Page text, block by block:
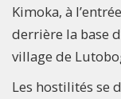
Kimoka, à
derrière la base
village de
Les hostilités se